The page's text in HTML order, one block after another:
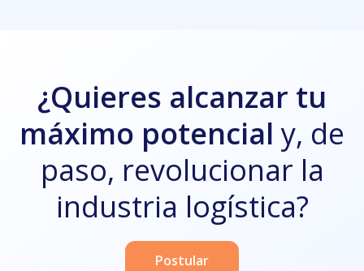
¿Quieres alcanzar tu
máximo potencialy, de
paso, revolucionar la
industria logística?
Postular